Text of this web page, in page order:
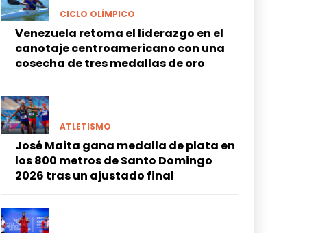
CICLO OLÍMPICO
Venezuela retoma el liderazgo en el
canotaje centroamericano con una
cosecha de tres medallas de oro
ATLETISMO
José Maita gana medalla de plata en
los 800 metros de Santo Domingo
2026 tras un ajustado final